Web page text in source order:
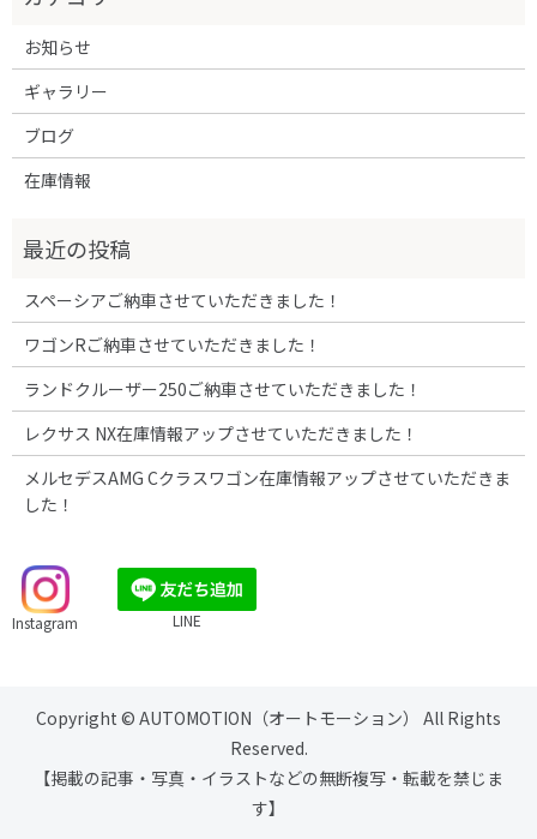
お知らせ
ギャラリー
ブログ
在庫情報
スペーシアご納車させていただきました！
ワゴンRご納車させていただきました！
ランドクルーザー250ご納車させていただきました！
レクサス NX在庫情報アップさせていただきました！
メルセデスAMG Cクラスワゴン在庫情報アップさせていただきま
した！
Instagram LINE
Copyright © AUTOMOTION（オートモーション） All Rights
Reserved.
【掲載の記事・写真・イラストなどの無断複写・転載を禁じま
す】